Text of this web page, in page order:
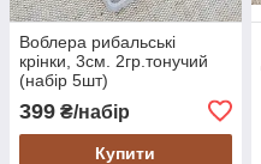
Воблера рибальські
крінки, 3см. 2гр.тонучий
(набір 5шт)
399 ₴/набір
Купити